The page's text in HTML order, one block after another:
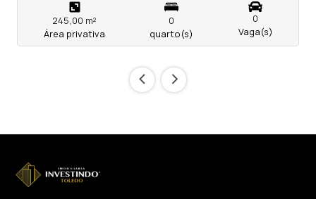
245,00 m²
Área privativa
0
quarto(s)
0
Vaga(s)
‹ ›